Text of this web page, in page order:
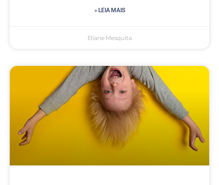
» LEIA MAIS
Eliane Mesquita